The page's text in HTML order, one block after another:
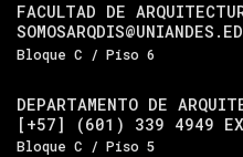
FACULTAD DE
Bloque C / Piso 6
DEPARTAMENTO DE
[+57] (601) 339 4949
Bloque C / Piso 5